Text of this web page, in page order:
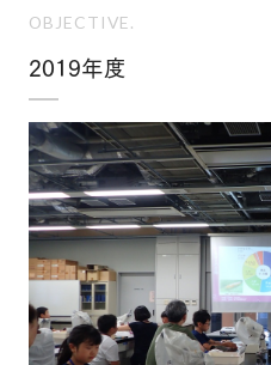
OBJECTIVE.
2019年度